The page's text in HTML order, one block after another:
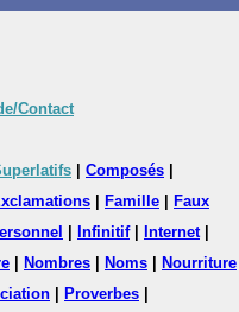
Contact
Composés
Famille
Faux
Infinitif| Internet|
Nombres Noms
Nourriture
Proverbes